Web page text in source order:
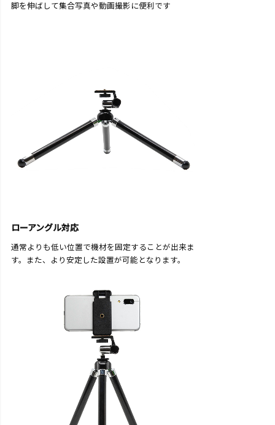
脚を伸ばして集合写真や動画撮影に便利です
ローアングル対応
通常よりも低い位置で機材を固定することが出来ま
す。また、より安定した設置が可能となります。